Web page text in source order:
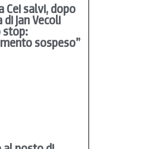
Cei salvi, dopo
Jan Vecoli
stop:
sospeso”